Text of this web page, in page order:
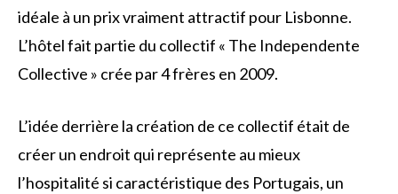
idéale à un prix vraiment attractif pour Lisbonne.
L’hôtel fait partie du collectif « The Independente
Collective » crée par 4 frères en 2009.
L’idée derrière la création de ce collectif était de
créer un endroit qui représente au mieux
l’hospitalité si caractéristique des Portugais, un